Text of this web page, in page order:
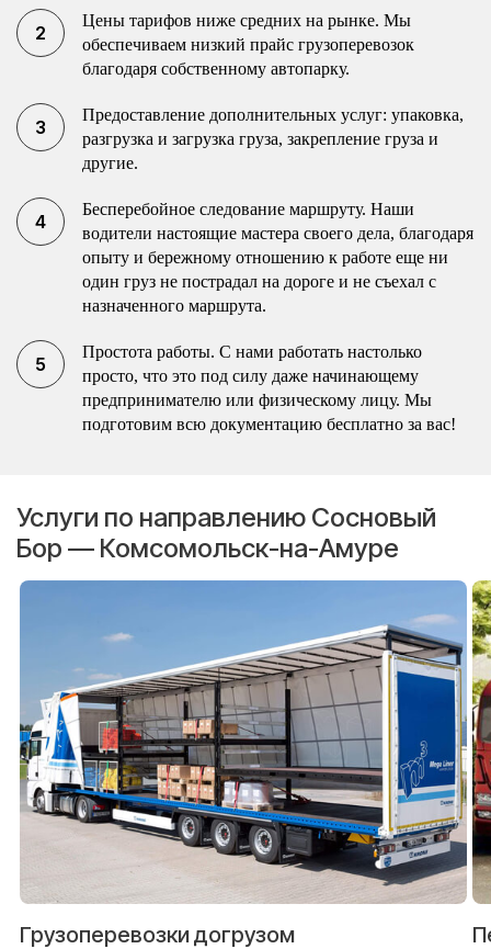
Цены тарифов ниже средних на рынке. Мы
обеспечиваем низкий прайс грузоперевозок
благодаря собственному автопарку.
Предоставление дополнительных услуг: упаковка,
разгрузка и загрузка груза, закрепление груза и
другие.
Бесперебойное следование маршруту. Наши
водители настоящие мастера своего дела, благодаря
опыту и бережному отношению к работе еще ни
один груз не пострадал на дороге и не съехал с
назначенного маршрута.
Простота работы. С нами работать настолько
просто, что это под силу даже начинающему
предпринимателю или физическому лицу. Мы
подготовим всю документацию бесплатно за вас!
Услуги по направлению Сосновый
Бор — Комсомольск-на-Амуре
Грузоперевозки догрузом